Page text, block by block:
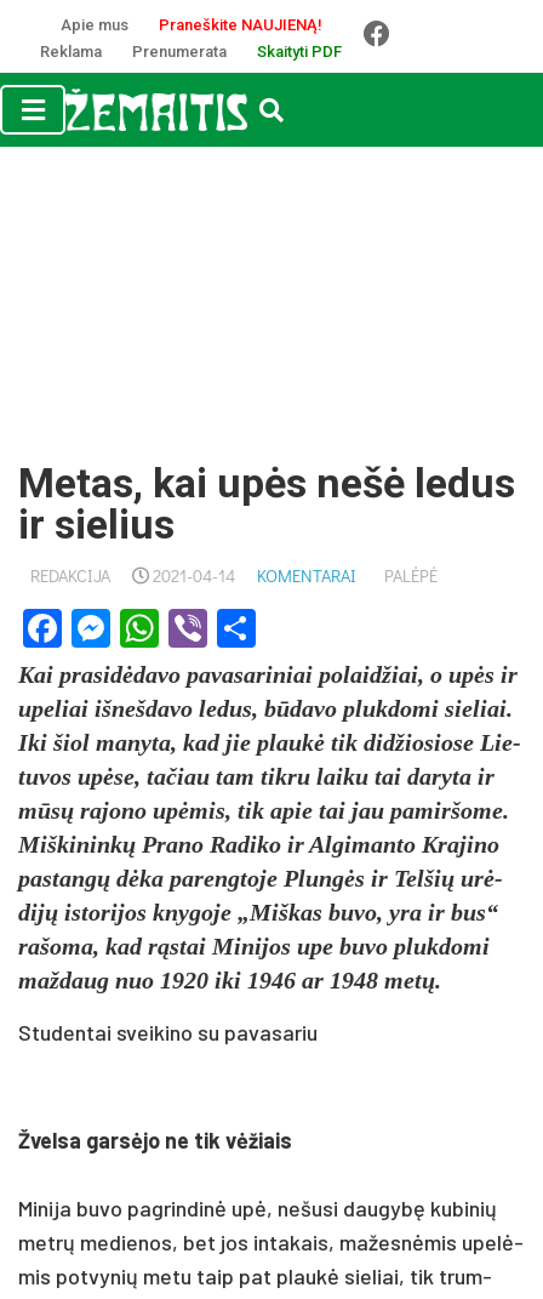
Apie mus
Praneškite NAUJIENĄ!
Reklama
Prenumerata Skaityti PDF
Metas, kai upės nešė ledus
ir sielius
REDAKCIJA 2021-04-14 KOMENTARAI PALĖPĖ
Facebook
Messenger
WhatsApp
Viber
Kai pra­si­dėda­vo pa­va­sa­ri­niai po­laid­žiai, o upės ir
upe­liai iš­neš­da­vo le­dus, būda­vo pluk­do­mi sie­liai.
Iki šiol ma­ny­ta, kad jie plaukė tik did­žio­sio­se Lie­
tu­vos upė­se, ta­čiau tam tik­ru lai­ku tai da­ry­ta ir
mūsų ra­jo­no upė­mis, tik apie tai jau pa­mir­šo­me.
Miš­ki­ninkų Pra­no Ra­di­ko ir Al­gi­man­to Kra­ji­no
pa­stangų dėka parengtoje Plungės ir Tel­šių urė­
dijų is­to­ri­jos kny­go­je „Miš­kas bu­vo, yra ir bus“
ra­šo­ma, kad rąstai Mi­ni­jos upe bu­vo pluk­do­mi
maž­daug nuo 1920 iki 1946 ar 1948 metų.
Studentai sveikino su pavasariu
Žvel­sa garsė­jo ne tik vėžiais
Mi­ni­ja bu­vo pa­grin­dinė upė, ne­šu­si dau­gybę ku­bi­nių
metrų me­die­nos, bet jos in­ta­kais, ma­žesnė­mis upelė­
mis po­tvy­nių me­tu taip pat plaukė sie­liai, tik trum­